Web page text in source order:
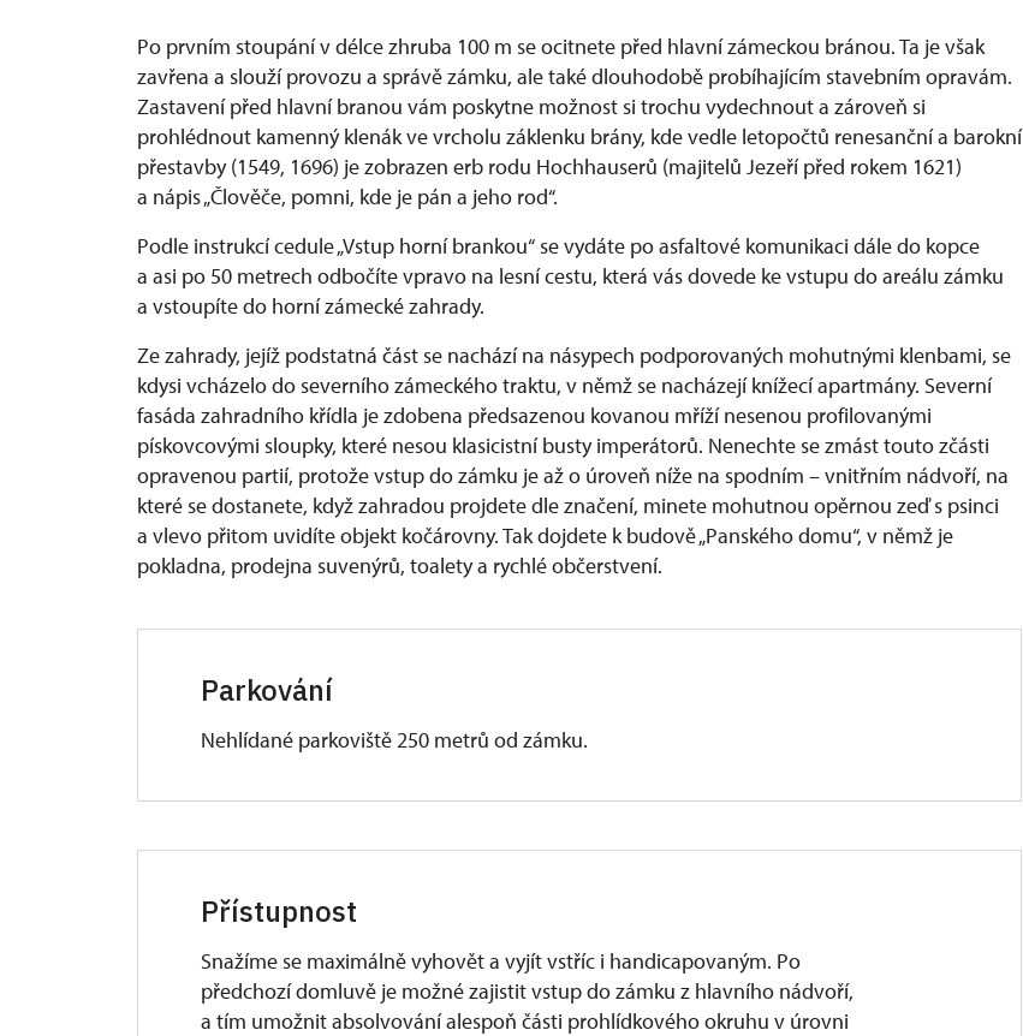
Po prvním stoupání v délce zhruba 100 m se ocitnete před hlavní zámeckou bránou. Ta je však
zavřena a slouží provozu a správě zámku, ale také dlouhodobě probíhajícím stavebním opravám.
Zastavení před hlavní branou vám poskytne možnost si trochu vydechnout a zároveň si
prohlédnout kamenný klenák ve vrcholu záklenku brány, kde vedle letopočtů renesanční a barokní
přestavby (1549, 1696) je zobrazen erb rodu Hochhauserů (majitelů Jezeří před rokem 1621)
a nápis „Člověče, pomni, kde je pán a jeho rod“.
Podle instrukcí cedule „Vstup horní brankou“ se vydáte po asfaltové komunikaci dále do kopce
a asi po 50 metrech odbočíte vpravo na lesní cestu, která vás dovede ke vstupu do areálu zámku
a vstoupíte do horní zámecké zahrady.
Ze zahrady, jejíž podstatná část se nachází na násypech podporovaných mohutnými klenbami, se
kdysi vcházelo do severního zámeckého traktu, v němž se nacházejí knížecí apartmány. Severní
fasáda zahradního křídla je zdobena předsazenou kovanou mříží nesenou profilovanými
pískovcovými sloupky, které nesou klasicistní busty imperátorů. Nenechte se zmást touto zčásti
opravenou partií, protože vstup do zámku je až o úroveň níže na spodním – vnitřním nádvoří, na
které se dostanete, když zahradou projdete dle značení, minete mohutnou opěrnou zeď s psinci
a vlevo přitom uvidíte objekt kočárovny. Tak dojdete k budově „Panského domu“, v němž je
pokladna, prodejna suvenýrů, toalety a rychlé občerstvení.
Parkování
Nehlídané parkoviště 250 metrů od zámku.
Přístupnost
Snažíme se maximálně vyhovět a vyjít vstříc i handicapovaným. Po
předchozí domluvě je možné zajistit vstup do zámku z hlavního nádvoří,
a tím umožnit absolvování alespoň části prohlídkového okruhu v úrovni